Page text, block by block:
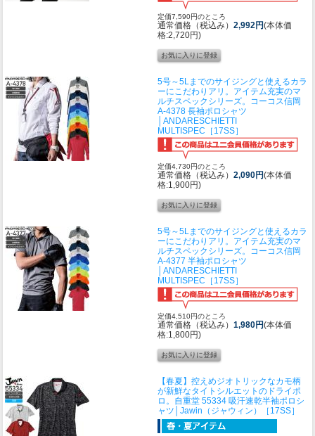
定価7,590円のところ
通常価格（税込み） 2,992円(本体価
格:2,720円)
5号～5Lまでのサイジングと使えるカラ
ーにこだわりアリ。アイテム充実のマ
ルチスペックシリーズ。 コーコス信岡
A-4378 長袖ポロシャツ
│ANDARESCHIETTI
MULTISPEC［17SS］
定価4,730円のところ
通常価格（税込み） 2,090円(本体価
格:1,900円)
5号～5Lまでのサイジングと使えるカラ
ーにこだわりアリ。アイテム充実のマ
ルチスペックシリーズ。 コーコス信岡
A-4377 半袖ポロシャツ
│ANDARESCHIETTI
MULTISPEC［17SS］
定価4,510円のところ
通常価格（税込み） 1,980円(本体価
格:1,800円)
【春夏】控えめジオトリックなカモ柄
が新鮮なタイトシルエットのドライポ
ロ。 自重堂 55334 吸汗速乾半袖ポロシ
ャツ│Jawin（ジャウィン）［17SS］